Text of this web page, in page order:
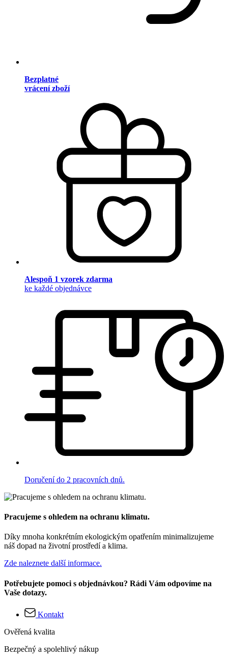
Bezplatné
vrácení zboží
Alespoň 1 vzorek zdarma
ke každé objednávce
Doručení do 2 pracovních dnů.
Pracujeme s ohledem na ochranu klimatu.
Díky mnoha konkrétním ekologickým opatřením minimalizujeme
náš dopad na životní prostředí a klima.
Zde naleznete další informace.
Potřebujete pomoci s objednávkou? Rádi Vám odpovíme na
Vaše dotazy.
Kontakt
Ověřená kvalita
Bezpečný a spolehlivý nákup